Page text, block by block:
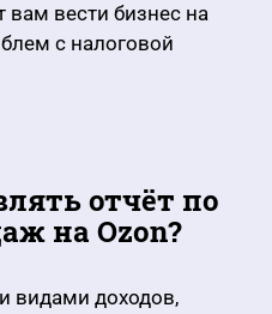
вести бизнес на
с налоговой
отчёт по
на Ozon?
видами доходов,